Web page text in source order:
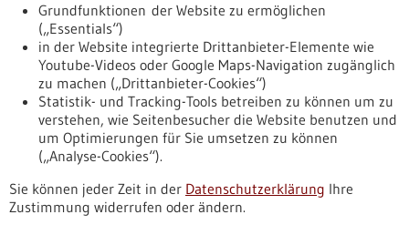
Nach oben
Informiert bleiben
Grundfunktionen der Website zu ermöglichen
(„Essentials“)
in der Website integrierte Drittanbieter-Elemente wie
Youtube-Videos oder Google Maps-Navigation zugänglich
zu machen („Drittanbieter-Cookies“)
Statistik- und Tracking-Tools betreiben zu können um zu
verstehen, wie Seitenbesucher die Website benutzen und
um Optimierungen für Sie umsetzen zu können
(„Analyse-Cookies“).
Sie können jeder Zeit in der Datenschutzerklärung Ihre
Zustimmung widerrufen oder ändern.